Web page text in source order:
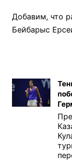
Добавим, что
Бейбарыс